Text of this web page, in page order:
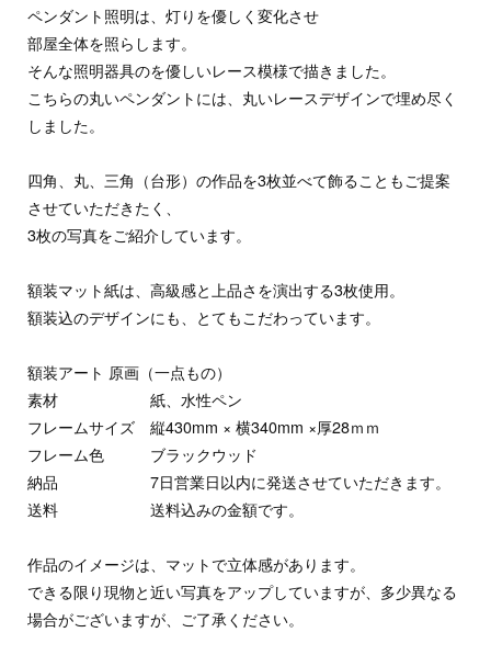
ペンダント照明は、灯りを優しく変化させ
部屋全体を照らします。
そんな照明器具のを優しいレース模様で描きました。
こちらの丸いペンダントには、丸いレースデザインで埋め尽く
しました。
四角、丸、三角（台形）の作品を3枚並べて飾ることもご提案
させていただきたく、
3枚の写真をご紹介しています。
額装マット紙は、高級感と上品さを演出する3枚使用。
額装込のデザインにも、とてもこだわっています。
額装アート 原画（一点もの）
素材 紙、水性ペン
フレームサイズ 縦430mm × 横340mm ×厚28ｍｍ
フレーム色 ブラックウッド
納品 7日営業日以内に発送させていただきます。
送料 送料込みの金額です。
作品のイメージは、マットで立体感があります。
できる限り現物と近い写真をアップしていますが、多少異なる
場合がございますが、ご了承ください。